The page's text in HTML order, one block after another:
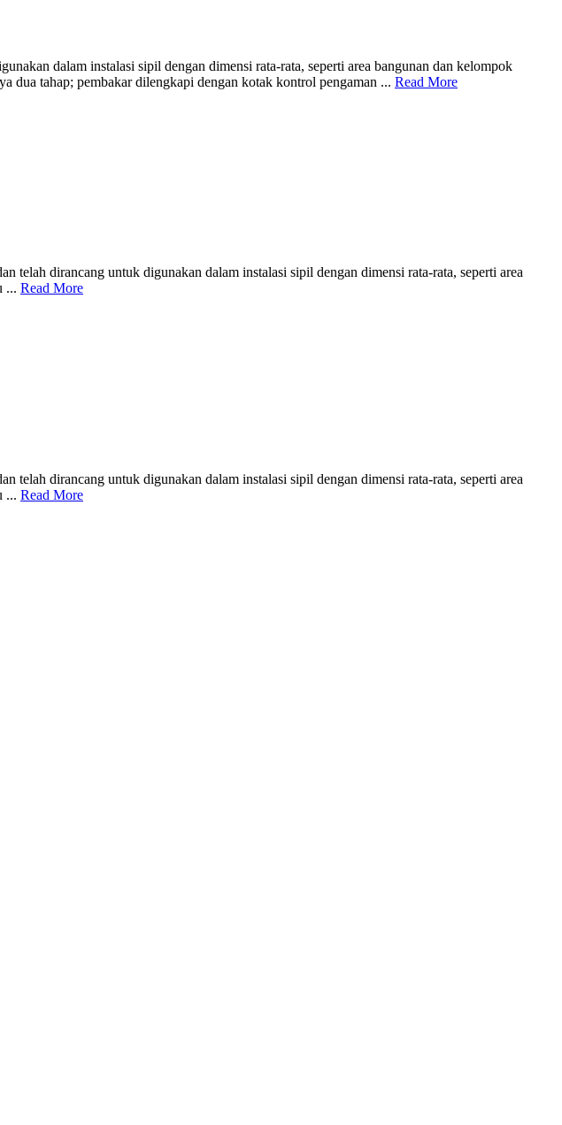
dalam instalasi sipil dengan dimensi rata-rata, seperti area bangunan dan kelompok
dua tahap; pembakar dilengkapi dengan kotak kontrol pengaman ... Read More
telah dirancang untuk digunakan dalam instalasi sipil dengan dimensi rata-rata, seperti area
... Read More
telah dirancang untuk digunakan dalam instalasi sipil dengan dimensi rata-rata, seperti area
... Read More